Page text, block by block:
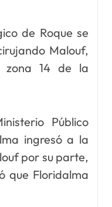
de Roque se
Malouf,
zona 14 de la
Público
ingresó a la
por su parte,
que Floridalma